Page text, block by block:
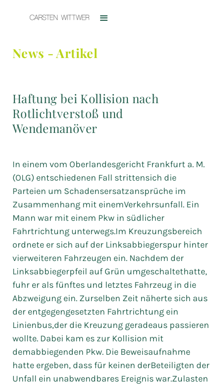
News - Artikel
Haftung bei Kollision nach
Rotlichtverstoß und
Wendemanöver
In einem vom Oberlandesgericht Frankfurt a. M.
(OLG) entschiedenen Fall strittensich die
Parteien um Schadensersatzansprüche im
Zusammenhang mit einemVerkehrsunfall. Ein
Mann war mit einem Pkw in südlicher
Fahrtrichtung unterwegs.Im Kreuzungsbereich
ordnete er sich auf der Linksabbiegerspur hinter
vierweiteren Fahrzeugen ein. Nachdem der
Linksabbiegerpfeil auf Grün umgeschaltethatte,
fuhr er als fünftes und letztes Fahrzeug in die
Abzweigung ein. Zurselben Zeit näherte sich aus
der entgegengesetzten Fahrtrichtung ein
Linienbus,der die Kreuzung geradeaus passieren
wollte. Dabei kam es zur Kollision mit
demabbiegenden Pkw. Die Beweisaufnahme
hatte ergeben, dass für keinen derBeteiligten der
Unfall ein unabwendbares Ereignis war.Zulasten